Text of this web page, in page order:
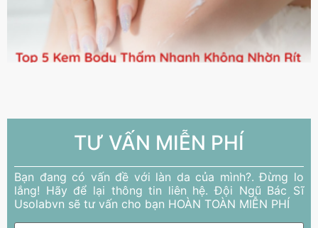
TƯ VẤN MIỄN PHÍ
Bạn đang có vấn đề với làn da của mình?. Đừng lo
lắng! Hãy để lại thông tin liên hệ. Đội Ngũ Bác Sĩ
Usolabvn sẽ tư vấn cho bạn HOÀN TOÀN MIỄN PHÍ